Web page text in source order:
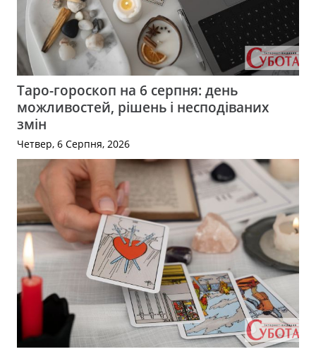
Таро-гороскоп на 6 серпня: день
можливостей, рішень і несподіваних
змін
Четвер, 6 Серпня, 2026